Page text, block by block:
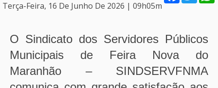
Terça-Feira, 16 De Junho De 2026 | 09h05m
O Sindicato dos Servidores Públicos
Municipais de Feira Nova do
Maranhão – SINDSERVFNMA